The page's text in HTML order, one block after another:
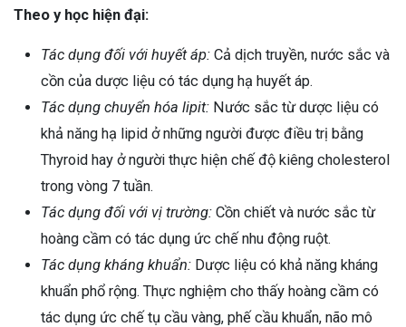
Theo y học hiện đại:
Tác dụng đối với huyết áp: Cả dịch truyền, nước sắc và
cồn của dược liệu có tác dụng hạ huyết áp.
Tác dụng chuyển hóa lipit: Nước sắc từ dược liệu có
khả năng hạ lipid ở những người được điều trị bằng
Thyroid hay ở người thực hiện chế độ kiêng cholesterol
trong vòng 7 tuần.
Tác dụng đối với vị trường: Cồn chiết và nước sắc từ
hoàng cầm có tác dụng ức chế nhu động ruột.
Tác dụng kháng khuẩn: Dược liệu có khả năng kháng
khuẩn phổ rộng. Thực nghiệm cho thấy hoàng cầm có
tác dụng ức chế tụ cầu vàng, phế cầu khuẩn, não mô